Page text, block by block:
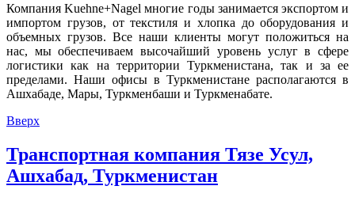
Компания Kuehne+Nagel многие годы занимается экспортом и
импортом грузов, от текстиля и хлопка до оборудования и
объемных грузов. Все наши клиенты могут положиться на
нас, мы обеспечиваем высочайший уровень услуг в сфере
логистики как на территории Туркменистана, так и за ее
пределами. Наши офисы в Туркменистане располагаются в
Ашхабаде, Мары, Туркменбаши и Туркменабате.
Вверх
Транспортная компания Тязе Усул,
Ашхабад, Туркменистан